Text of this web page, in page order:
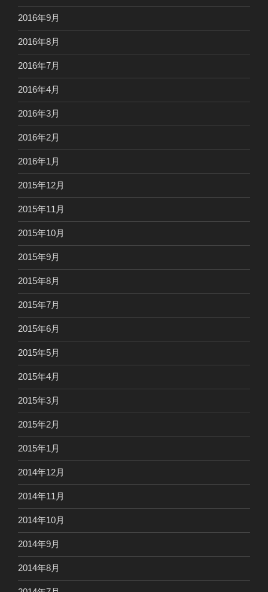
2016年9月
2016年8月
2016年7月
2016年4月
2016年3月
2016年2月
2016年1月
2015年12月
2015年11月
2015年10月
2015年9月
2015年8月
2015年7月
2015年6月
2015年5月
2015年4月
2015年3月
2015年2月
2015年1月
2014年12月
2014年11月
2014年10月
2014年9月
2014年8月